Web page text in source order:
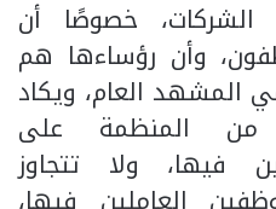
الشركات، خصوصًا أن
وأن رؤساءها هم
العام، ويكاد
من المنظمة على
فيها، ولا تتجاوز